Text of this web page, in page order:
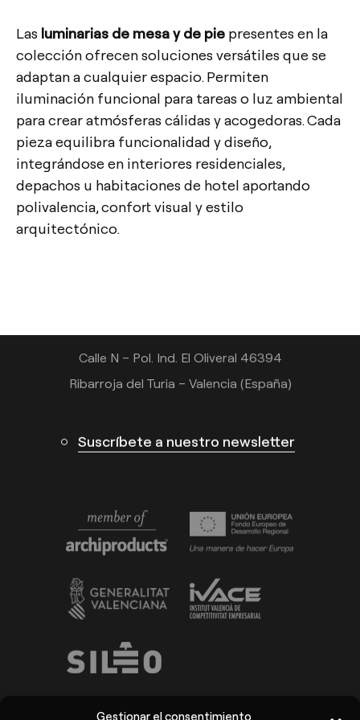
Gestionar el consentimiento
Las luminarias de mesa y de pie presentes en la
colección ofrecen soluciones versátiles que se
adaptan a cualquier espacio. Permiten
iluminación funcional para tareas o luz ambiental
para crear atmósferas cálidas y acogedoras. Cada
pieza equilibra funcionalidad y diseño,
integrándose en interiores residenciales,
depachos u habitaciones de hotel aportando
polivalencia, confort visual y estilo
arquitectónico.
Calle N – Pol. Ind. El Oliveral 46394
Ribarroja del Turia – Valencia (España)
Suscríbete a nuestro newsletter